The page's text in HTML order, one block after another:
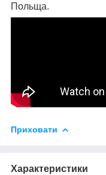
Польща.
Приховати
Характеристики